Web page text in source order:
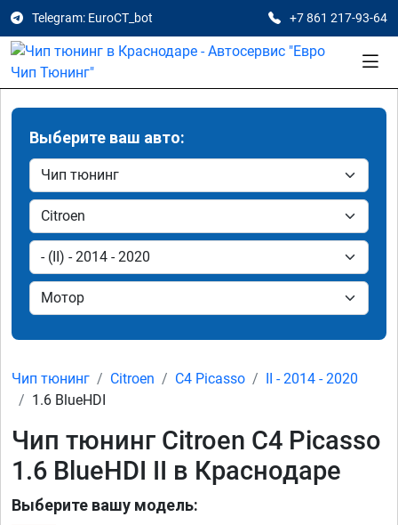
Telegram: EuroCT_bot +7 861 217-93-64
Выберите ваш авто:
Чип тюнинг Citroen C4 Picasso
II - 2014 - 2020
1.6 BlueHDI
Чип тюнинг Citroen C4 Picasso
1.6 BlueHDI II в Краснодаре
Выберите вашу модель: